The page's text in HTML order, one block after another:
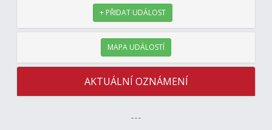
+ PŘIDAT UDÁLOST
MAPA UDÁLOSTÍ
AKTUÁLNÍ OZNÁMENÍ
---